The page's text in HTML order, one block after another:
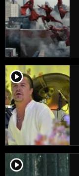
player2
player2